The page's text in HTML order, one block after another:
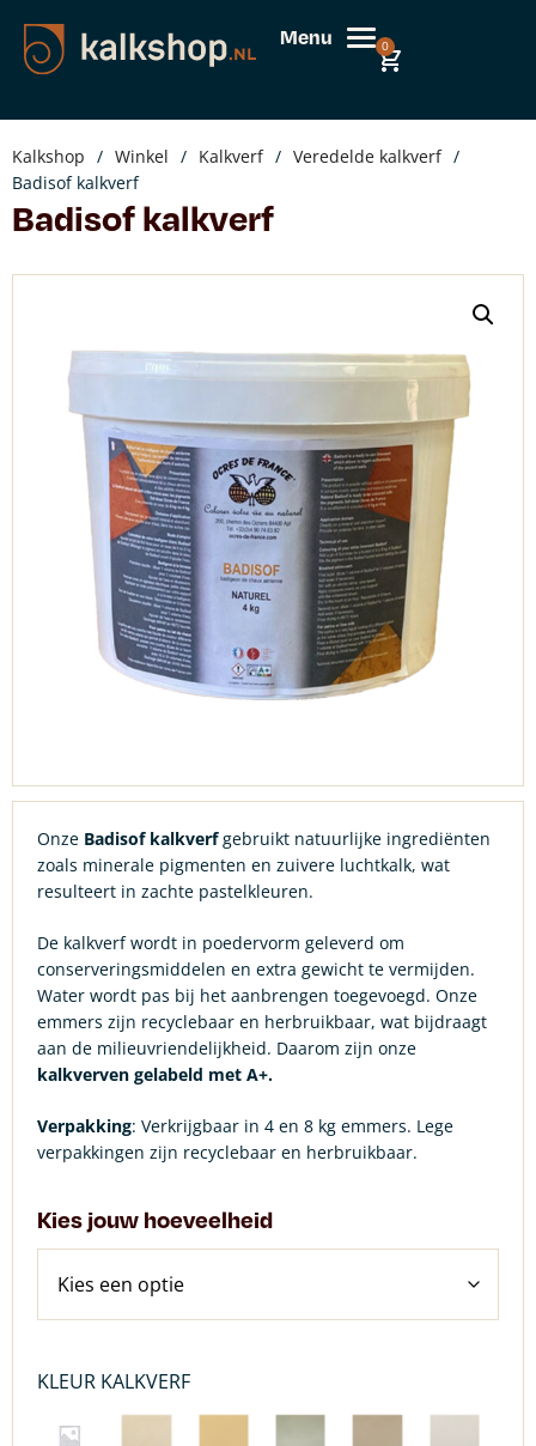
Menu 0
Kalkshop / Winkel / Kalkverf / Veredelde kalkverf /
Badisof kalkverf
Badisof kalkverf
Onze Badisof kalkverfgebruikt natuurlijke ingrediënten
zoals minerale pigmenten en zuivere luchtkalk, wat
resulteert in zachte pastelkleuren.
De kalkverf wordt in poedervorm geleverd om
conserveringsmiddelen en extra gewicht te vermijden.
Water wordt pas bij het aanbrengen toegevoegd. Onze
emmers zijn recyclebaar en herbruikbaar, wat bijdraagt
aan de milieuvriendelijkheid. Daarom zijn onze
kalkverven gelabeld met A+.
Verpakking: Verkrijgbaar in 4 en 8 kg emmers. Lege
verpakkingen zijn recyclebaar en herbruikbaar.
Kies jouw hoeveelheid
KLEUR KALKVERF